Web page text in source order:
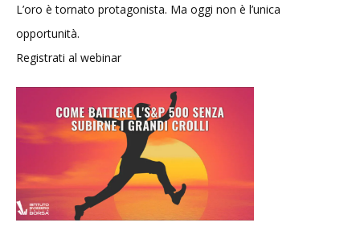
L’oro è tornato protagonista. Ma oggi non è l’unica
opportunità.
Registrati al webinar